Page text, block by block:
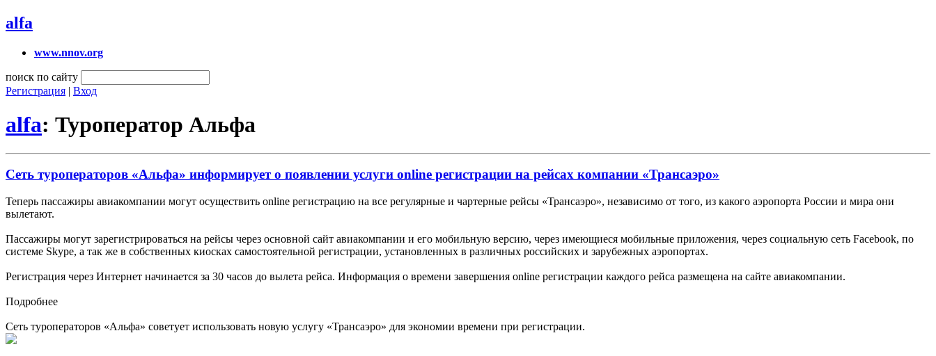
alfa
www.nnov.org
поиск по сайту
Регистрация | Вход
alfa: Туроператор Альфа
Сеть туроператоров «Альфа» информирует о появлении услуги online регистрации на рейсах компании «Трансаэро»
Теперь пассажиры авиакомпании могут осуществить online регистрацию на все регулярные и чартерные рейсы «Трансаэро», независимо от того, из какого аэропорта России и мира они
вылетают.
Пассажиры могут зарегистрироваться на рейсы через основной сайт авиакомпании и его мобильную версию, через имеющиеся мобильные приложения, через социальную сеть Facebook, по
системе Skype, а так же в собственных киосках самостоятельной регистрации, установленных в различных российских и зарубежных аэропортах.
Регистрация через Интернет начинается за 30 часов до вылета рейса. Информация о времени завершения online регистрации каждого рейса размещена на сайте авиакомпании.
Подробнее
Сеть туроператоров «Альфа» советует использовать новую услугу «Трансаэро» для экономии времени при регистрации.